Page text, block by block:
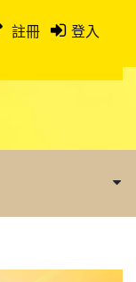
註冊 登入